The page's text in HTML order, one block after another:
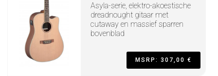
Asyla-serie, elektro-akoestische
dreadnought gitaar met
cutaway en massief sparren
bovenblad
MSRP: 307,00 €